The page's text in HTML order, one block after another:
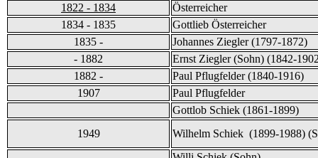
1822 - 1834
Österreicher
1834 - 1835
Gottlieb Österreicher
1835 -
Johannes Ziegler (1797-1872)
- 1882
Ernst Ziegler (Sohn) (1842-
1882 -
Paul Pflugfelder (1840-1916)
1907
Paul Pflugfelder
Gottlob Schiek (1861-1899)
1949
Wilhelm Schiek (1899-1988)